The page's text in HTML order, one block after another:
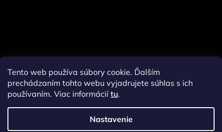
Tento web používa súbory cookie. Ďalším
prechádzaním tohto webu vyjadrujete súhlas s ich
používaním. Viac informáciítu.
Nastavenie